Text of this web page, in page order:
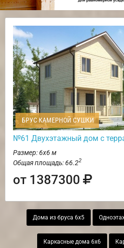
БРУС КАМЕРНОЙ СУШКИ
№61 Двухэтажный дом с
Размер: 6х6 м
Общая площадь: 66.22
от 1387300
Дома из бруса 6х5
Каркасные дома 6х6